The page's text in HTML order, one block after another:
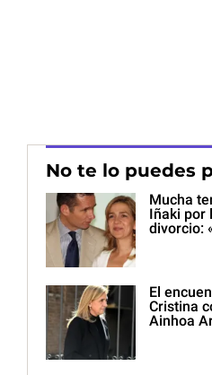
No te lo puedes
Mucha
Iñaki por
divorcio:
El
Cristina
Ainhoa